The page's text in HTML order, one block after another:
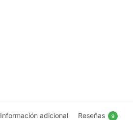
Información adicional Reseñas 9